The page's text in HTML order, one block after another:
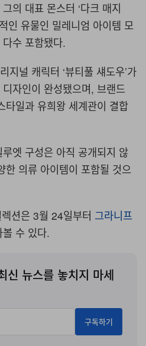
의 대표 몬스터 ‘다크 매지
인 유물인 밀레니엄 아이템 모
수 포함됐다.
지널 캐릭터 ‘뷰티풀 섀도우’가
자인이 완성됐으며, 브랜드
타일과 유희왕 세계관이 결합
엣 구성은 아직 공개되지 않
한 의류 아이템이 포함될 것으
션은 3월 24일부터 그라니프
수 있다.
신 뉴스를 놓치지 마세
구독하기